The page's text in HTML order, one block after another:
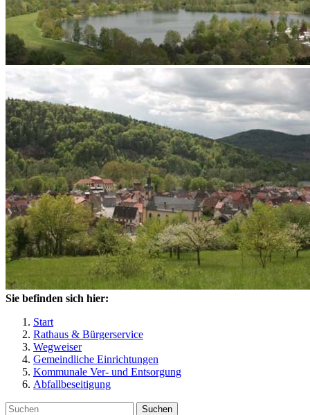
Sie befinden sich hier:
Start
Rathaus & Bürgerservice
Wegweiser
Gemeindliche Einrichtungen
Kommunale Ver- und Entsorgung
Abfallbeseitigung
Suchen